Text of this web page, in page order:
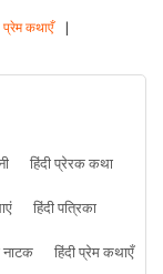
प्रेम कथाएँ |
हिंदी प्रेरक कथा
हिंदी पत्रिका
नाटक
हिंदी प्रेम कथाएँ